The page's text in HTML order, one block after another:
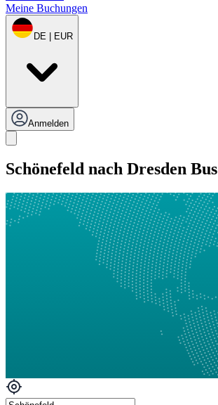
Meine Buchungen
DE | EUR
Anmelden
Schönefeld nach Dresden Bus